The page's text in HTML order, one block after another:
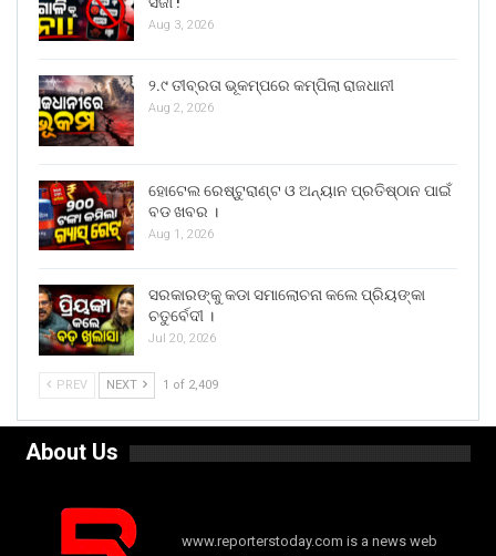
Aug 3, 2026
୨.୯ ତୀବ୍ରତା ଭୂକମ୍ପରେ କମ୍ପିଲା ରାଜଧାନୀ
Aug 2, 2026
ହୋଟେଲ ରେଷ୍ଟୁରାଣ୍ଟ ଓ ଅନ୍ୟାନ ପ୍ରତିଷ୍ଠାନ ପାଇଁ
ବଡ ଖବର ।
Aug 1, 2026
ସରକାରଙ୍କୁ କଡା ସମାଲୋଚନା କଲେ ପ୍ରିୟଙ୍କା
ଚତୁର୍ବେଦୀ ।
Jul 20, 2026
PREV NEXT 1 of 2,409
About Us
www.reporterstoday.com is a news web